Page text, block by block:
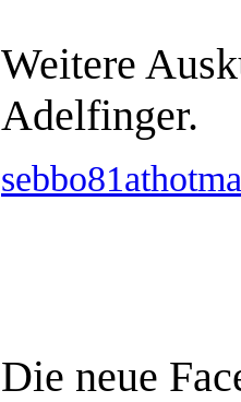
Weitere
Adelfinger.
Die neue